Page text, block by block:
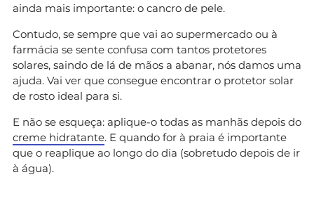
ainda mais importante: o cancro de pele.
Contudo, se sempre que vai ao supermercado ou à
farmácia se sente confusa com tantos protetores
solares, saindo de lá de mãos a abanar, nós damos uma
ajuda. Vai ver que consegue encontrar o protetor solar
de rosto ideal para si.
E não se esqueça: aplique-o todas as manhãs depois do
creme hidratante. E quando for à praia é importante
que o reaplique ao longo do dia (sobretudo depois de ir
à água).